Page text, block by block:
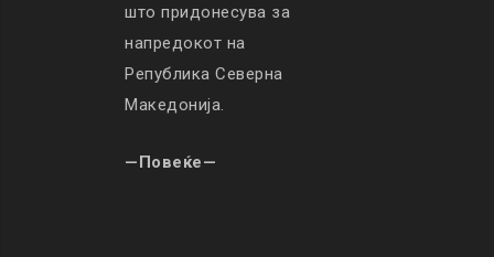
што придонесува за
напредокот на
Република Северна
Македонија.
—Повеќе—